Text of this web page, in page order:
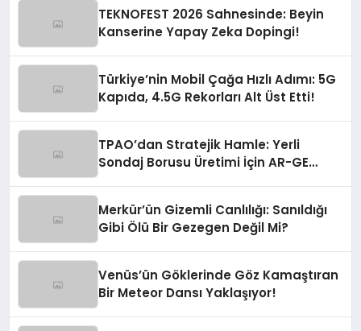
TEKNOFEST 2026 Sahnesinde: Beyin
Kanserine Yapay Zeka Dopingi!
Türkiye’nin Mobil Çağa Hızlı Adımı: 5G
Kapıda, 4.5G Rekorları Alt Üst Etti!
TPAO’dan Stratejik Hamle: Yerli
Sondaj Borusu Üretimi İçin AR-GE
Merkür’ün Gizemli Canlılığı: Sanıldığı
Gibi Ölü Bir Gezegen Değil Mi?
Venüs’ün Göklerinde Göz Kamaştıran
Bir Meteor Dansı Yaklaşıyor!